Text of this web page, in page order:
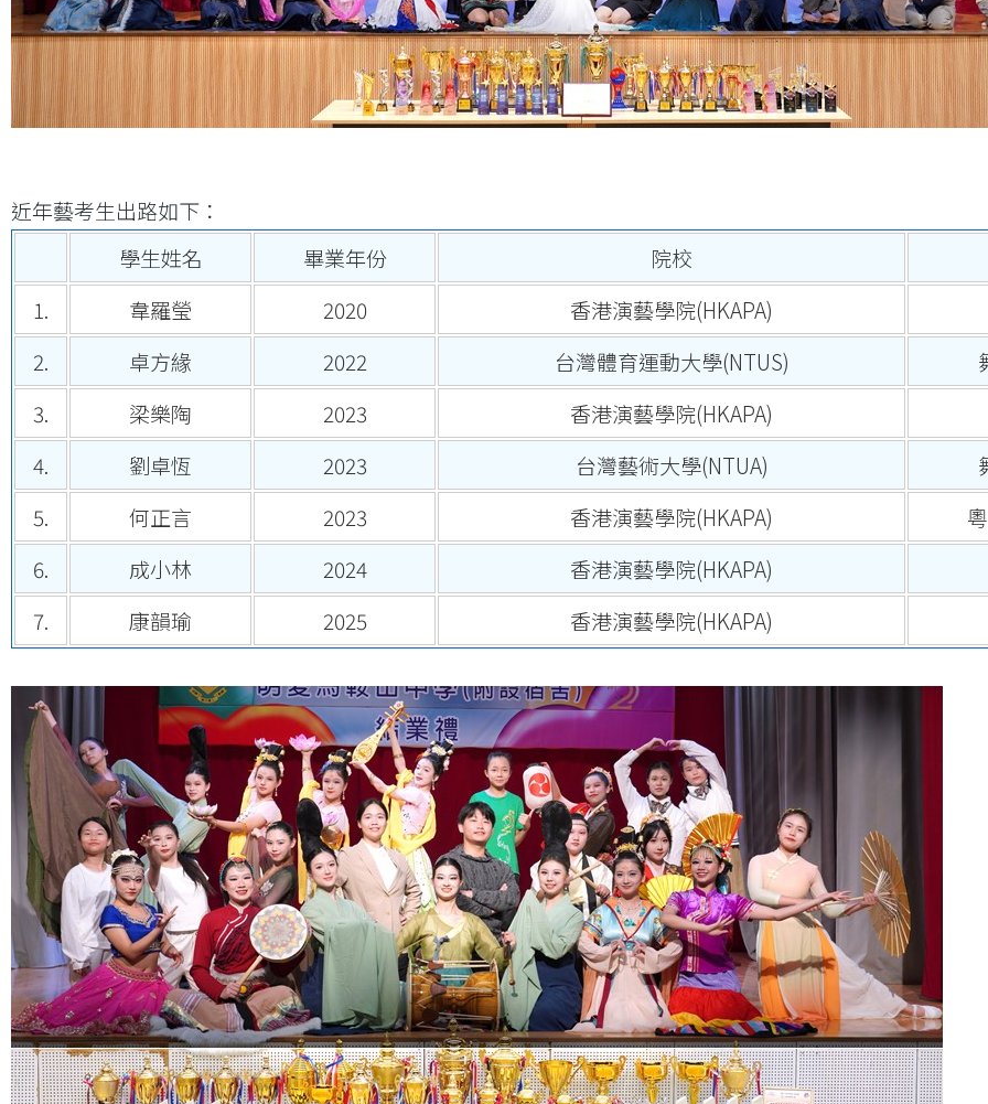
近年藝考生出路如下：
學生姓名
畢業年份
院校
1.
韋羅瑩 2020
香港演藝學院(HKAPA)
2.
卓方緣 2022 台灣體育運動大學(NTUS)
3.
梁樂陶 2023
香港演藝學院(HKAPA)
4.
劉卓恆 2023 台灣藝術大學(NTUA)
5.
何正言 2023 香港演藝學院(HKAPA)
6.
成小林 2024
香港演藝學院(HKAPA)
7.
康韻瑜 2025 香港演藝學院(HKAPA)